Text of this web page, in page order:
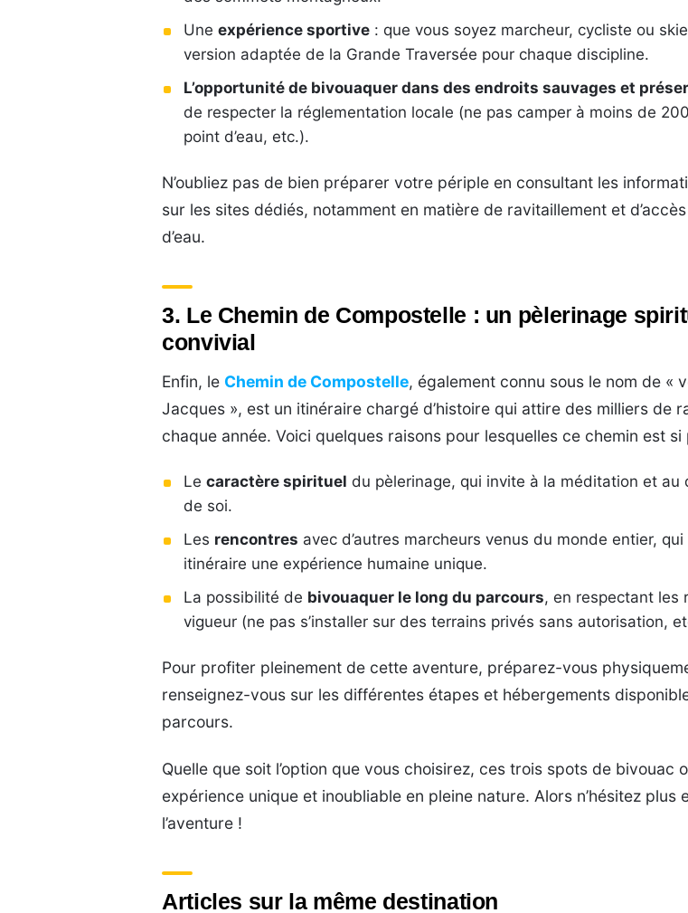
Uneexpérience sportive : que vous soyez marcheur, cycliste ou
version adaptée de la Grande Traversée pour chaque discipline.
L’opportunité de bivouaquer dans des endroits sauvages et
de respecter la réglementation locale (ne pas camper à moins de
point d’eau, etc.).
N’oubliez pas de bien préparer votre périple en consultant les
sur les sites dédiés, notamment en matière de ravitaillement et
d’eau.
3. Le Chemin de Compostelle : un pèlerinage
convivial
Enfin, le Chemin de Compostelle, également connu sous le nom de «
Jacques », est un itinéraire chargé d’histoire qui attire des milliers de
chaque année. Voici quelques raisons pour lesquelles ce chemin est si
Lecaractère spirituel du pèlerinage, qui invite à la méditation et au
de soi.
Les rencontres avec d’autres marcheurs venus du monde entier,
itinéraire une expérience humaine unique.
La possibilité de bivouaquer le long du parcours, en respectant les
vigueur (ne pas s’installer sur des terrains privés sans autorisation,
Pour profiter pleinement de cette aventure, préparez-vous
renseignez-vous sur les différentes étapes et hébergements
parcours.
Quelle que soit l’option que vous choisirez, ces trois spots de bivouac
expérience unique et inoubliable en pleine nature. Alors n’hésitez plus
l’aventure !
Articles sur la même destination